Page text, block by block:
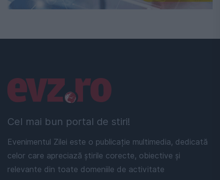
Cel mai bun portal de stiri!
Evenimentul Zilei este o publicație multimedia, dedicată
celor care apreciază știrile corecte, obiective și
relevante din toate domeniile de activitate
Linkuri utile